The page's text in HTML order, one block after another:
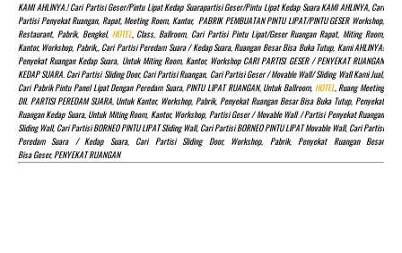
KAMI AHLINYA.! Cari Partisi Geser/pintu Lipat Kedap Suarapartisi Geser/pintu Lipat Kedap Suara KAMI AHLINYA, Cari
Partisi Penyekat Ruangan, Rapat, Meeting Room, Kantor, PABRIK PEMBUATAN PINTU LIPAT/PINTU GESER Workshop,
Restaurant, Pabrik, Bengkel, HOTEL, Class, Ballroom, Cari Partisi Pintu Lipat/Geser Ruangan Rapat, Miting Room,
Kantor, Workshop, Pabrik,, Cari Partisi Peredam Suara / Kedap Suara, Ruangan Besar Bisa Buka Tutup, Kami AHLINYA!
Penyekat Ruangan Kedap Suara, Untuk Miting Room, Kantor, Workshop CARI PARTISI GESER / PENYEKAT RUANGAN
KEDAP SUARA. Cari Partisi Sliding Door, Cari Partisi Ruangan, Cari Partisi Geser / Movable Wall/ Sliding Wall Kami Jual,
Cari Pabrik Pintu Panel Lipat Dengan Peredam Suara, PINTU LIPAT RUANGAN, Untuk Ballroom, HOTEL, Ruang Meeting
Dll. PARTISI PEREDAM SUARA, Untuk Kantor, Workshop, Pabrik, Penyekat Ruangan Besar Bisa Buka Tutup, Penyekat
Ruangan Kedap Suara, Untuk Miting Room, Kantor, Workshop, Partisi Geser / Movable Wall / Partisi Penyekat Ruangan
Sliding Wall, Cari Partisi BORNEO PINTU LIPAT Sliding Wall, Cari Partisi BORNEO PINTU LIPAT Movable Wall, Cari Partisi
Peredam Suara / Kedap Suara, Cari Partisi Sliding Door, Workshop, Pabrik, Penyekat Ruangan Besar
Bisa Geser, PENYEKAT RUANGAN